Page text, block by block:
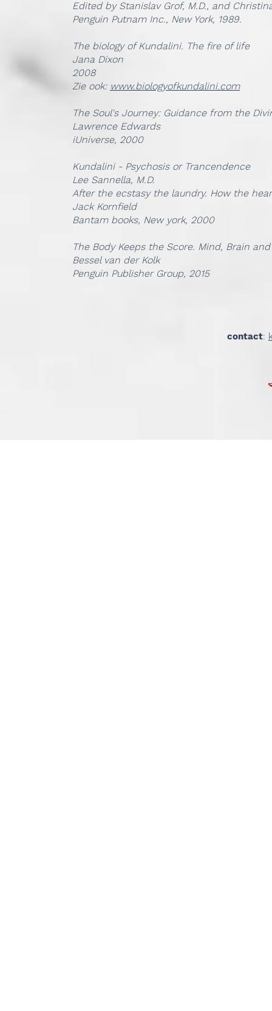
Edited by Stanislav Grof, M.D., and
Penguin Putnam Inc., New York, 1989.
The biology of Kundalini. The fire of life
Jana Dixon
2008
Zie ook: www.biologyofkundalini.com
The Soul's Journey: Guidance from the
Lawrence Edwards
iUniverse, 2000
Kundalini - Psychosis or Trancendence
Lee Sannella, M.D.
After the ecstasy the laundry. How the
Jack Kornfield
Bantam books, New york, 2000
The Body Keeps the Score. Mind, Brain
Bessel van der Kolk
Penguin Publisher Group, 2015
contact: